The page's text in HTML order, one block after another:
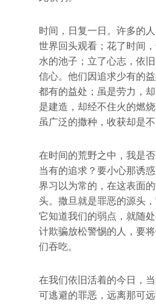
时间，日复一日。许多的
世界回头观看；花了时间
水的池子；立了心志，依
信心。他们因追求少有的
都有的益处；虽是劳力，
是建造，却经不住火的燃
虽广泛的撒种，收获却是不
在时间的荒野之中，我是
当有的追求？要小心那诱
界习以为常的，在这表面
头。撒旦就是罪恶的源头，
它知道我们的弱点，就随
计欺骗放松警惕的人，要
们吞吃。
在我们依旧活着的今日，
可逃避的罪恶，远离那可